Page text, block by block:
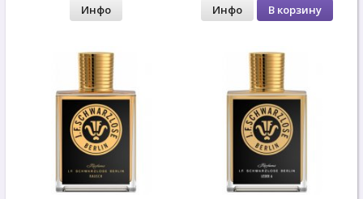
Инфо Инфо В корзину